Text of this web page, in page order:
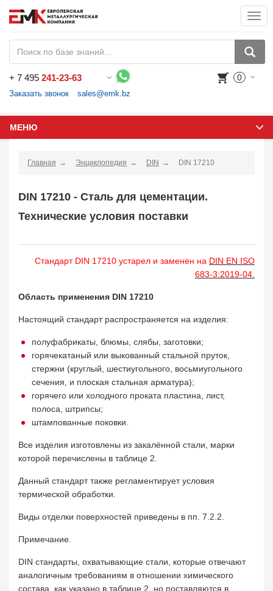
+ 7 495 241-23-63
Заказать звонок sales@emk.bz
0
МЕНЮ
Главная Энциклопедия DIN DIN 17210
DIN 17210 - Сталь для цементации.
Технические условия поставки
Стандарт DIN 17210 устарел и заменен на DIN EN ISO
683-3:2019-04.
Область применения DIN 17210
Настоящий стандарт распространяется на изделия:
полуфабрикаты, блюмы, слябы, заготовки;
горячекатаный или выкованный стальной пруток,
стержни (круглый, шестиугольного, восьмиугольного
сечения, и плоская стальная арматура);
горячего или холодного проката пластина, лист,
полоса, штрипсы;
штампованные поковки.
Все изделия изготовлены из закалённой стали, марки
которой перечислены в таблице 2.
Данный стандарт также регламентирует условия
термической обработки.
Виды отделки поверхностей приведены в пп. 7.2.2.
Примечание.
DIN стандарты, охватывающие стали, которые отвечают
аналогичным требованиям в отношении химического
состава, как указано в таблице 2, но поставляются в